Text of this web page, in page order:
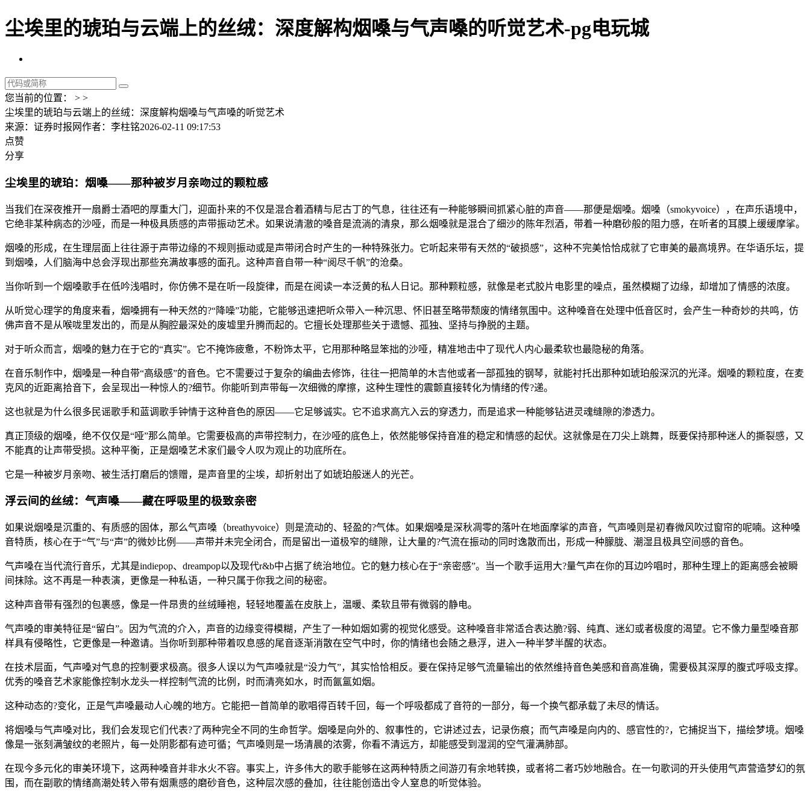
尘埃里的琥珀与云端上的丝绒：深度解构烟嗓与气声嗓的听觉艺术-pg电玩城
您当前的位置： > >
尘埃里的琥珀与云端上的丝绒：深度解构烟嗓与气声嗓的听觉艺术
来源：证券时报网作者：李柱铭2026-02-11 09:17:53
点赞
分享
尘埃里的琥珀：烟嗓——那种被岁月亲吻过的颗粒感
当我们在深夜推开一扇爵士酒吧的厚重大门，迎面扑来的不仅是混合着酒精与尼古丁的气息，往往还有一种能够瞬间抓紧心脏的声音——那便是烟嗓。烟嗓（smokyvoice），在声乐语境中，
它绝非某种病态的沙哑，而是一种极具质感的声带振动艺术。如果说清澈的嗓音是流淌的清泉，那么烟嗓就是混合了细沙的陈年烈酒，带着一种磨砂般的阻力感，在听者的耳膜上缓缓摩挲。
烟嗓的形成，在生理层面上往往源于声带边缘的不规则振动或是声带闭合时产生的一种特殊张力。它听起来带有天然的“破损感”，这种不完美恰恰成就了它审美的最高境界。在华语乐坛，提
到烟嗓，人们脑海中总会浮现出那些充满故事感的面孔。这种声音自带一种“阅尽千帆”的沧桑。
当你听到一个烟嗓歌手在低吟浅唱时，你仿佛不是在听一段旋律，而是在阅读一本泛黄的私人日记。那种颗粒感，就像是老式胶片电影里的噪点，虽然模糊了边缘，却增加了情感的浓度。
从听觉心理学的角度来看，烟嗓拥有一种天然的?“降噪”功能，它能够迅速把听众带入一种沉思、怀旧甚至略带颓废的情绪氛围中。这种嗓音在处理中低音区时，会产生一种奇妙的共鸣，仿
佛声音不是从喉咙里发出的，而是从胸腔最深处的废墟里升腾而起的。它擅长处理那些关于遗憾、孤独、坚持与挣脱的主题。
对于听众而言，烟嗓的魅力在于它的“真实”。它不掩饰疲惫，不粉饰太平，它用那种略显笨拙的沙哑，精准地击中了现代人内心最柔软也最隐秘的角落。
在音乐制作中，烟嗓是一种自带“高级感”的音色。它不需要过于复杂的编曲去修饰，往往一把简单的木吉他或者一部孤独的钢琴，就能衬托出那种如琥珀般深沉的光泽。烟嗓的颗粒度，在麦
克风的近距离拾音下，会呈现出一种惊人的?细节。你能听到声带每一次细微的摩擦，这种生理性的震颤直接转化为情绪的传?递。
这也就是为什么很多民谣歌手和蓝调歌手钟情于这种音色的原因——它足够诚实。它不追求高亢入云的穿透力，而是追求一种能够钻进灵魂缝隙的渗透力。
真正顶级的烟嗓，绝不仅仅是“哑”那么简单。它需要极高的声带控制力，在沙哑的底色上，依然能够保持音准的稳定和情感的起伏。这就像是在刀尖上跳舞，既要保持那种迷人的撕裂感，又
不能真的让声带受损。这种平衡，正是烟嗓艺术家们最令人叹为观止的功底所在。
它是一种被岁月亲吻、被生活打磨后的馈赠，是声音里的尘埃，却折射出了如琥珀般迷人的光芒。
浮云间的丝绒：气声嗓——藏在呼吸里的极致亲密
如果说烟嗓是沉重的、有质感的固体，那么气声嗓（breathyvoice）则是流动的、轻盈的?气体。如果烟嗓是深秋凋零的落叶在地面摩挲的声音，气声嗓则是初春微风吹过窗帘的呢喃。这种嗓
音特质，核心在于“气”与“声”的微妙比例——声带并未完全闭合，而是留出一道极窄的缝隙，让大量的?气流在振动的同时逸散而出，形成一种朦胧、潮湿且极具空间感的音色。
气声嗓在当代流行音乐，尤其是indiepop、dreampop以及现代r&b中占据了统治地位。它的魅力核心在于“亲密感”。当一个歌手运用大?量气声在你的耳边吟唱时，那种生理上的距离感会被瞬
间抹除。这不再是一种表演，更像是一种私语，一种只属于你我之间的秘密。
这种声音带有强烈的包裹感，像是一件昂贵的丝绒睡袍，轻轻地覆盖在皮肤上，温暖、柔软且带有微弱的静电。
气声嗓的审美特征是“留白”。因为气流的介入，声音的边缘变得模糊，产生了一种如烟如雾的视觉化感受。这种嗓音非常适合表达脆?弱、纯真、迷幻或者极度的渴望。它不像力量型嗓音那
样具有侵略性，它更像是一种邀请。当你听到那种带着叹息感的尾音逐渐消散在空气中时，你的情绪也会随之悬浮，进入一种半梦半醒的状态。
在技术层面，气声嗓对气息的控制要求极高。很多人误以为气声嗓就是“没力气”，其实恰恰相反。要在保持足够气流量输出的依然维持音色美感和音高准确，需要极其深厚的腹式呼吸支撑。
优秀的嗓音艺术家能像控制水龙头一样控制气流的比例，时而清亮如水，时而氤氲如烟。
这种动态的?变化，正是气声嗓最动人心魄的地方。它能把一首简单的歌唱得百转千回，每一个呼吸都成了音符的一部分，每一个换气都承载了未尽的情话。
将烟嗓与气声嗓对比，我们会发现它们代表?了两种完全不同的生命哲学。烟嗓是向外的、叙事性的，它讲述过去，记录伤痕；而气声嗓是向内的、感官性的?，它捕捉当下，描绘梦境。烟嗓
像是一张刻满皱纹的老照片，每一处阴影都有迹可循；气声嗓则是一场清晨的浓雾，你看不清远方，却能感受到湿润的空气灌满肺部。
在现今多元化的审美环境下，这两种嗓音并非水火不容。事实上，许多伟大的歌手能够在这两种特质之间游刃有余地转换，或者将二者巧妙地融合。在一句歌词的开头使用气声营造梦幻的氛
围，而在副歌的情绪高潮处转入带有烟熏感的磨砂音色，这种层次感的叠加，往往能创造出令人窒息的听觉体验。